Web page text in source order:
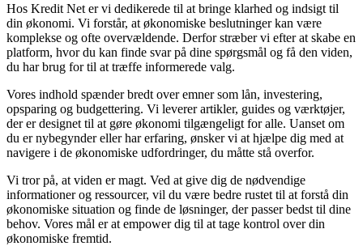
Hos Kredit Net er vi dedikerede til at bringe klarhed og indsigt til
din økonomi. Vi forstår, at økonomiske beslutninger kan være
komplekse og ofte overvældende. Derfor stræber vi efter at skabe en
platform, hvor du kan finde svar på dine spørgsmål og få den viden,
du har brug for til at træffe informerede valg.
Vores indhold spænder bredt over emner som lån, investering,
opsparing og budgettering. Vi leverer artikler, guides og værktøjer,
der er designet til at gøre økonomi tilgængeligt for alle. Uanset om
du er nybegynder eller har erfaring, ønsker vi at hjælpe dig med at
navigere i de økonomiske udfordringer, du måtte stå overfor.
Vi tror på, at viden er magt. Ved at give dig de nødvendige
informationer og ressourcer, vil du være bedre rustet til at forstå din
økonomiske situation og finde de løsninger, der passer bedst til dine
behov. Vores mål er at empower dig til at tage kontrol over din
økonomiske fremtid.